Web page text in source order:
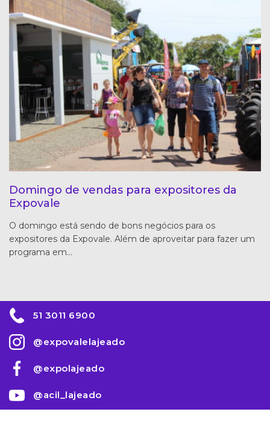
Domingo de vendas para expositores da
Expovale
O domingo está sendo de bons negócios para os
expositores da Expovale. Além de aproveitar para fazer um
programa em…
51 3011 6900
@expovalelajeado
@expolajeado
@acil_lajeado